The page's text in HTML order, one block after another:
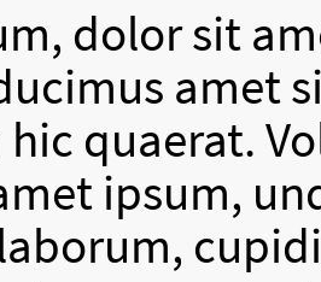
dolor sit
amet
quaerat.
ipsum,